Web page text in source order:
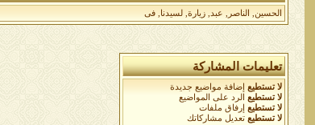
الحسين الناصر عبد ,زيارة ,لسيدنا ,فى
تعليمات المشاركة
لا تستطيع
إضافة مواضيع جديدة
لا تستطيع
الرد على المواضيع
لا تستطيع
إرفاق ملفات
لا تستطيع تعديل مشاركاتك